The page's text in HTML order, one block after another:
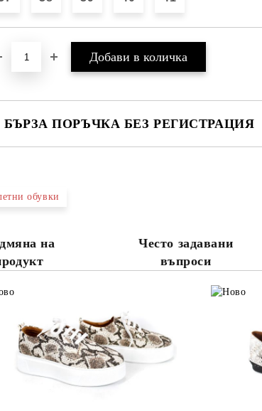
БЪРЗА ПОРЪЧКА БЕЗ РЕГИСТРАЦИЯ
обувки
на
Често задавани
въпроси